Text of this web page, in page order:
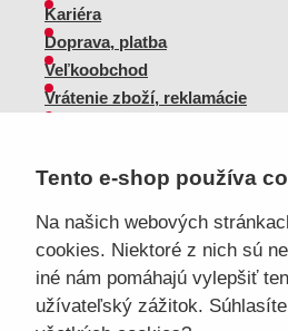
Tento e-shop používa
Na našich webových
cookies. Niektoré z nich sú
iné nám pomáhajú vylepšiť
užívateľský zážitok.
Kariéra
Doprava, platba
Veľkoobchod
Vrátenie zboží, reklamácie
Sme dôveryhodný